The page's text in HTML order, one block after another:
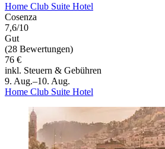
Home Club Suite Hotel
Cosenza
7,6/10
Gut
(28 Bewertungen)
76 €
inkl. Steuern & Gebühren
9. Aug.–10. Aug.
Home Club Suite Hotel